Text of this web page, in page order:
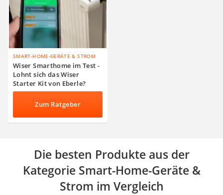
SMART-HOME-GERÄTE & STROM
Wiser Smarthome im Test -
Lohnt sich das Wiser
Starter Kit von Eberle?
Zum Ratgeber
Die besten Produkte aus der
Kategorie Smart-Home-Geräte &
Strom im Vergleich